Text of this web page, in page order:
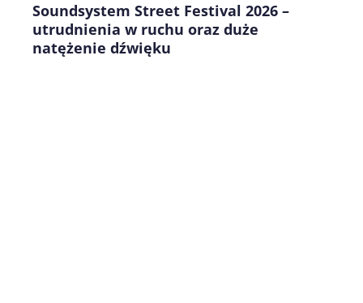
Soundsystem Street Festival 2026 –
utrudnienia w ruchu oraz duże
natężenie dźwięku